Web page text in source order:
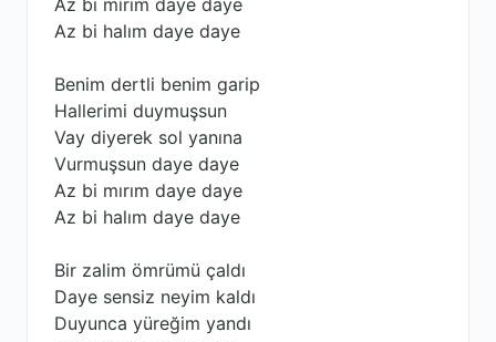
Az bi mırım daye daye
Az bi halım daye daye
Benim dertli benim garip
Hallerimi duymuşsun
Vay diyerek sol yanına
Vurmuşsun daye daye
Az bi mırım daye daye
Az bi halım daye daye
Bir zalim ömrümü çaldı
Daye sensiz neyim kaldı
Duyunca yüreğim yandı